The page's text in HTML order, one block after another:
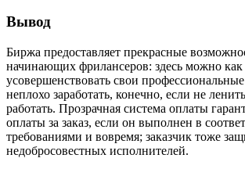
Вывод
Биржа предоставляет прекрасные
начинающих фрилансеров: здесь можно как
усовершенствовать свои
неплохо заработать, конечно, если не
работать. Прозрачная система оплаты
оплаты за заказ, если он выполнен в
требованиями и вовремя; заказчик тоже
недобросовестных исполнителей.